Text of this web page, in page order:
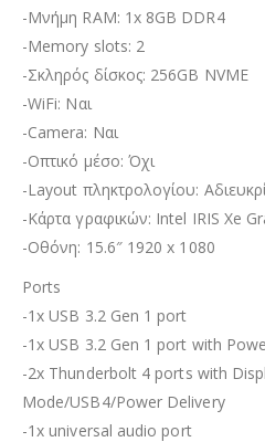
-Μνήμη RAM: 1x 8GB DDR4
-Memory slots: 2
-Σκληρός δίσκος: 256GB NVME
-WiFi: Ναι
-Camera: Ναι
-Οπτικό μέσο: Όχι
-Layout πληκτρολογίου:
-Κάρτα γραφικών: Intel IRIS Xe
-Οθόνη: 15.6″ 1920 x 1080
Ports
-1x USB 3.2 Gen 1 port
-1x USB 3.2 Gen 1 port with
-2x Thunderbolt 4 ports with
Mode/USB4/Power Delivery
-1x universal audio port